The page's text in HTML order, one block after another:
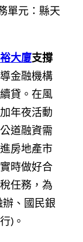
單元：縣天
大廈支撐
金融機構
貸。在風
年夜活動
道融資需
房地產市
時做好合
任務，為
、國民銀
)。